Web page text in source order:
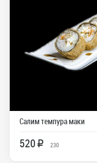
Салим темпура маки
520R 230